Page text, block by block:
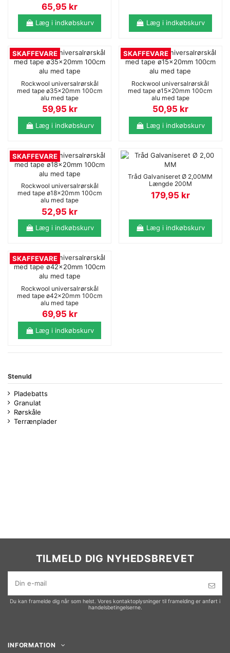
65,95 kr
Læg i indkøbskurv Læg i indkøbskurv
SKAFFEVARE
Rockwool universalrørskål
med tape ø35x20mm 100cm
alu med tape
59,95 kr
Læg i indkøbskurv
SKAFFEVARE
Rockwool universalrørskål
med tape ø15x20mm 100cm
alu med tape
50,95 kr
Læg i indkøbskurv
SKAFFEVARE
Rockwool universalrørskål
med tape ø18x20mm 100cm
alu med tape
52,95 kr
Læg i indkøbskurv
Tråd Galvaniseret Ø 2,00MM
Længde 200M
179,95 kr
Læg i indkøbskurv
SKAFFEVARE
Rockwool universalrørskål
med tape ø42x20mm 100cm
alu med tape
69,95 kr
Læg i indkøbskurv
Stenuld
Pladebatts
Granulat
Rørskåle
Terrænplader
TILMELD DIG NYHEDSBREVET
Du kan framelde dig når som helst. Vores kontaktoplysninger til framelding er anført i
handelsbetingelserne.
INFORMATION